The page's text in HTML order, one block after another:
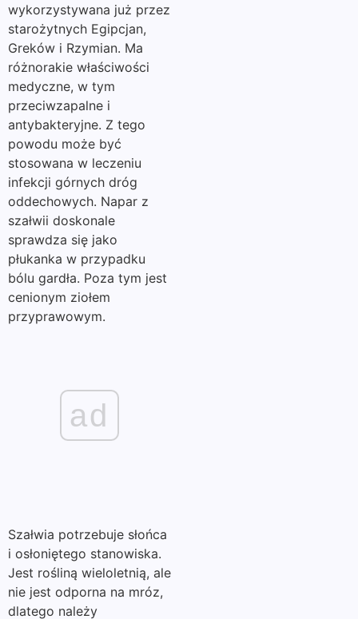
wykorzystywana już przez
starożytnych Egipcjan,
Greków i Rzymian. Ma
różnorakie właściwości
medyczne, w tym
przeciwzapalne i
antybakteryjne. Z tego
powodu może być
stosowana w leczeniu
infekcji górnych dróg
oddechowych. Napar z
szałwii doskonale
sprawdza się jako
płukanka w przypadku
bólu gardła. Poza tym jest
cenionym ziołem
przyprawowym.
ad
Szałwia potrzebuje słońca
i osłoniętego stanowiska.
Jest rośliną wieloletnią, ale
nie jest odporna na mróz,
dlatego należy